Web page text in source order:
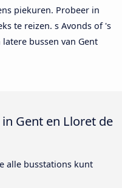
piekuren. Probeer in
te reizen. s Avonds of 's
bussen van Gent
Gent en Lloret de
alle busstations kunt